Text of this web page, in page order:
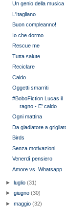
Un genio della musica
L'Itagliano
Buon compleanno!
Io che dormo
Rescue me
Tutta salute
Reciclare
Caldo
Oggetti smarriti
#BoboFiction Lucas il
ragno - E' caldo
Ogni mattina
Da gladiatore a
Birds
Senza motivazioni
Venerdì pensiero
Amore vs. Whatsapp
►luglio(31)
►giugno(30)
►maggio(32)